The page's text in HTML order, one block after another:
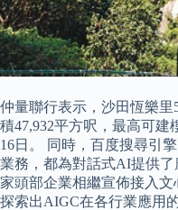
仲量聯行表示，沙田恆樂
積47,932平方呎，最高可建
16日。 同時，百度搜尋引
業務，都為對話式AI提供
家頭部企業相繼宣佈接入
探索出AIGC在各行業應用